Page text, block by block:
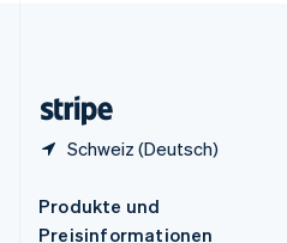
Schweiz (Deutsch)
Produkte und
Preisinformationen